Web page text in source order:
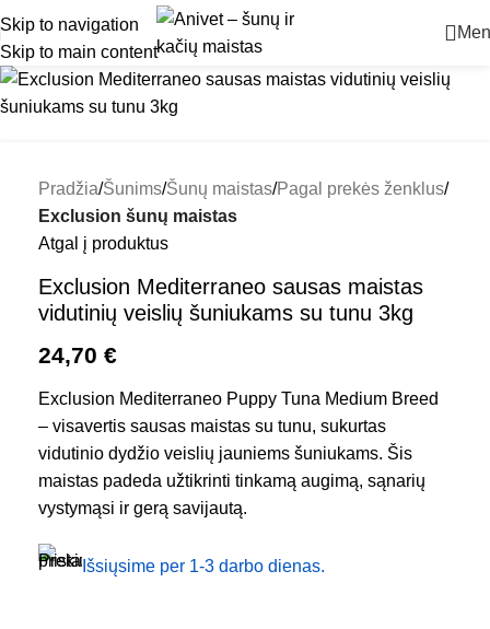
Skip to navigation
Skip to main content
Pradžia Šunims Šunų maistas Pagal prekės ženklus
Exclusion šunų maistas
Atgal į produktus
Exclusion Mediterraneo sausas maistas
vidutinių veislių šuniukams su tunu 3kg
24,70 €
Exclusion Mediterraneo Puppy Tuna Medium Breed
– visavertis sausas maistas su tunu, sukurtas
vidutinio dydžio veislių jauniems šuniukams. Šis
maistas padeda užtikrinti tinkamą augimą, sąnarių
vystymąsi ir gerą savijautą.
Išsiųsime per 1-3 darbo dienas.